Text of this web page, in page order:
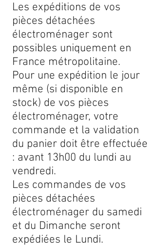
Les expéditions de vos
pièces détachées
électroménager sont
possibles uniquement en
France métropolitaine.
Pour une expédition le jour
même (si disponible en
stock) de vos pièces
électroménager, votre
commande et la validation
du panier doit être effectuée
: avant 13h00 du lundi au
vendredi.
Les commandes de vos
pièces détachées
électroménager du samedi
et du Dimanche seront
expédiées le Lundi.